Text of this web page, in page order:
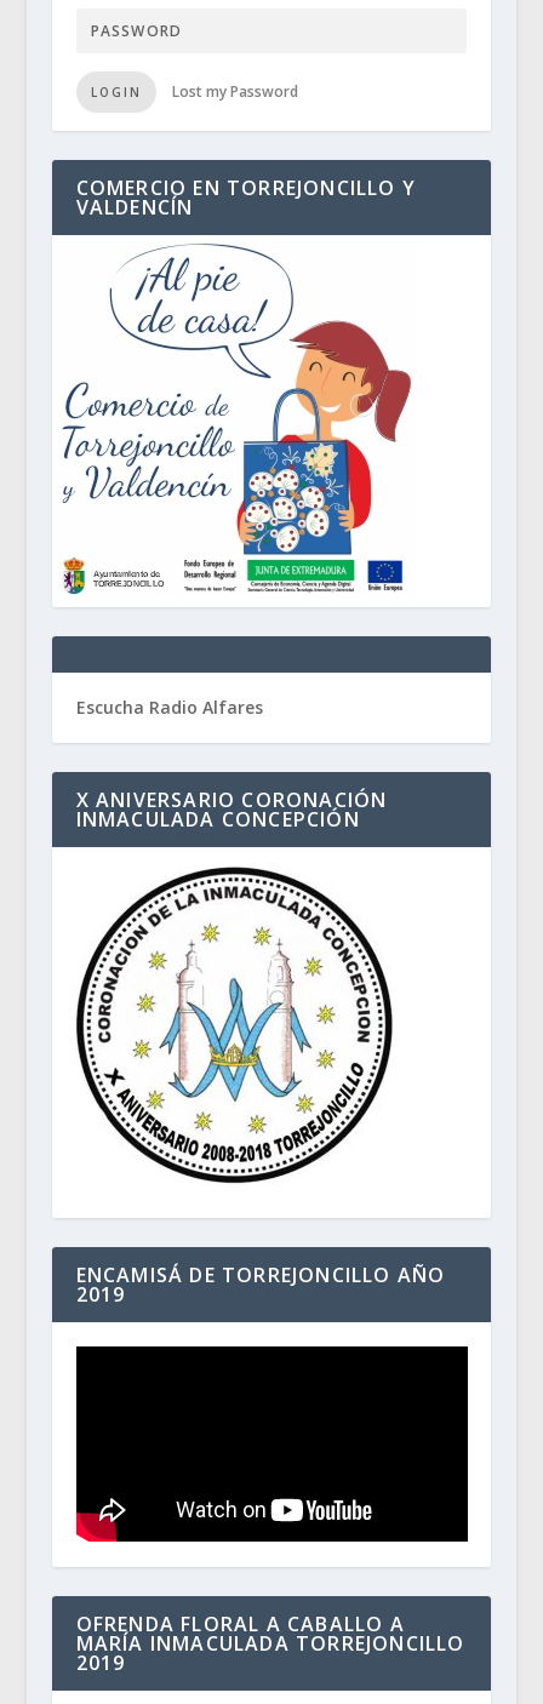
LOGIN Lost my Password
COMERCIO EN TORREJONCILLO Y
VALDENCÍN
Escucha Radio Alfares
X ANIVERSARIO CORONACIÓN
INMACULADA CONCEPCIÓN
ENCAMISÁ DE TORREJONCILLO AÑO
2019
OFRENDA FLORAL A CABALLO A
MARÍA INMACULADA TORREJONCILLO
2019